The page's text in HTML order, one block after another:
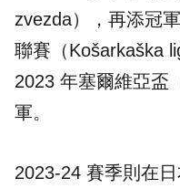
zvezda），再添冠
聯賽（Košarkaška
2023 年塞爾維亞盃
軍。
2023-24 賽季則在